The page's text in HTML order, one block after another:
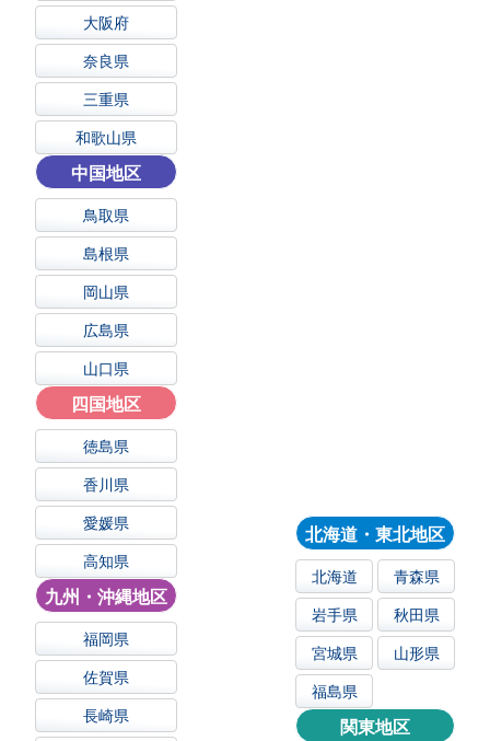
北海道・東北地区
北海道
青森県
岩手県
秋田県
宮城県
山形県
福島県
関東地区
大阪府
奈良県
三重県
和歌山県
中国地区
鳥取県
島根県
岡山県
広島県
山口県
四国地区
徳島県
香川県
愛媛県
高知県
九州・沖縄地区
福岡県
佐賀県
長崎県